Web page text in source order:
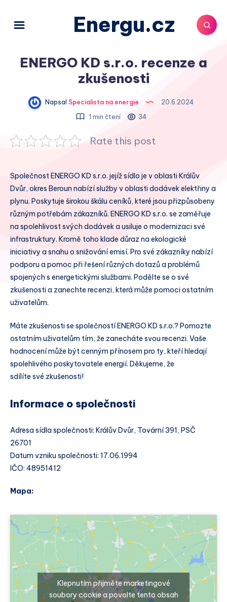
Energu.cz
ENERGO KD s.r.o. recenze a
zkušenosti
Napsal Specialista na energie
20.6.2024
1 min čtení
34
Rate this post
Společnost ENERGO KD s.r.o. jejíž sídlo je v oblasti Králův
Dvůr, okres Beroun nabízí služby v oblasti dodávek elektřiny a
plynu. Poskytuje širokou škálu ceníků, které jsou přizpůsobeny
různým potřebám zákazníků. ENERGO KD s.r.o. se zaměřuje
na spolehlivost svých dodávek a usiluje o modernizaci své
infrastruktury. Kromě toho klade důraz na ekologické
iniciativy a snahu o snižování emisí. Pro své zákazníky nabízí
podporu a pomoc při řešení různých dotazů a problémů
spojených s energetickými službami. Podělte se o své
zkušenosti a zanechte recenzi, která může pomoci ostatním
uživatelům.
Máte zkušenosti se společností ENERGO KD s.r.o.? Pomozte
ostatním uživatelům tím, že zanecháte svou recenzi. Vaše
hodnocení může být cenným přínosem pro ty, kteří hledají
spolehlivého poskytovatele energií. Děkujeme, že
sdílíte své zkušenosti!
Informace o společnosti
Adresa sídla společnosti: Králův Dvůr, Tovární 391, PSČ
26701
Datum vzniku společnosti: 17.06.1994
IČO: 48951412
Mapa:
Klepnutím přijměte marketingové
soubory cookie a povolte tento obsah